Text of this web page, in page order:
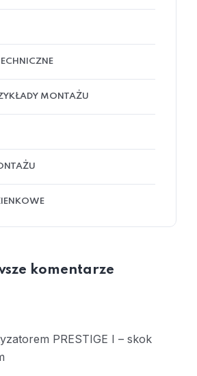
MONTAŻU
komentarze
PRESTIGE I – skok